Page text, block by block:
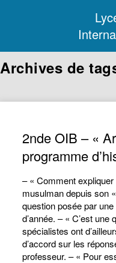
Archives de
2nde OIB – «
programme
– « Comment
musulman depuis son
question posée par
d’année. – « C’est
spécialistes ont
d’accord sur les
professeur. – « Pour